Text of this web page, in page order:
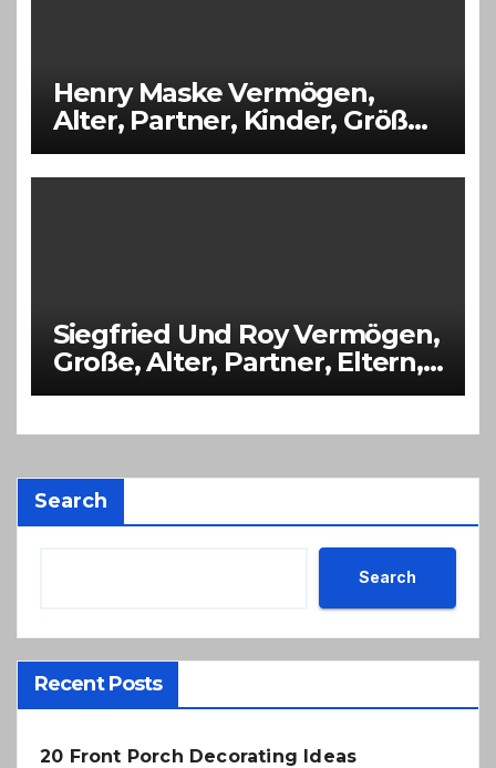
Henry Maske Vermögen,
Alter, Partner, Kinder, Größe,
Eltern
Siegfried Und Roy Vermögen,
Große, Alter, Partner, Eltern,
Kinder
Search
Search
Recent Posts
20 Front Porch Decorating Ideas